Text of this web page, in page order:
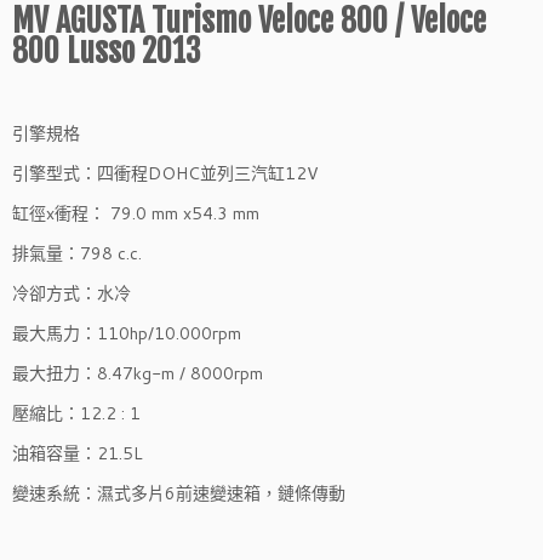
MV AGUSTA Turismo Veloce 800 / Veloce
800 Lusso 2013
引擎規格
引擎型式：四衝程DOHC並列三汽缸12V
缸徑x衝程： 79.0 mm x54.3 mm
排氣量：798 c.c.
冷卻方式：水冷
最大馬力：110hp/10.000rpm
最大扭力：8.47kg-m / 8000rpm
壓縮比：12.2 : 1
油箱容量：21.5L
變速系統：濕式多片6前速變速箱，鏈條傳動